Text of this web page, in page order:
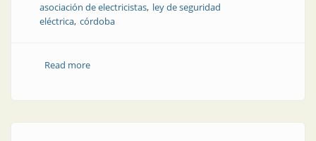
asociación de electricistas ley de seguridad
eléctrica córdoba
Read moreabout Córdoba ya tiene su Federación de electricistas